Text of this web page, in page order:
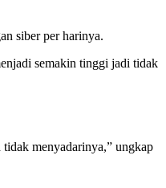
siber per harinya.
semakin tinggi jadi tidak
tidak menyadarinya,” ungkap